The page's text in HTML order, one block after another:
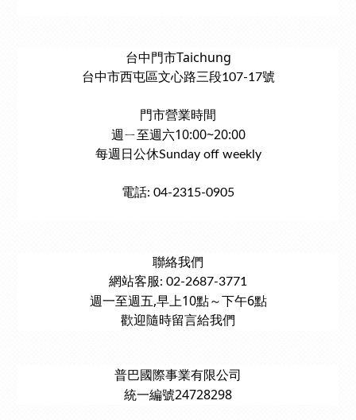
台中門市Taichung
台中市西屯區文心路三段107-17號
門市營業時間
週ㄧ至週六10:00~20:00
每週日公休Sunday off weekly
電話: 04-2315-0905
聯絡我們
網站客服: 02-2687-3771
週一至週五,早上10點～下午6點
歡迎隨時留言給我們
普巴國際事業有限公司
統一編號24728298